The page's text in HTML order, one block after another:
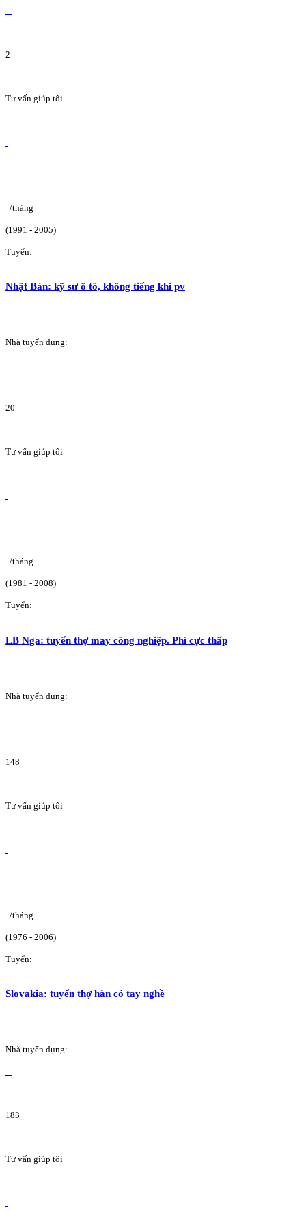
2
Tư vấn giúp tôi
/tháng
(1991 - 2005)
Tuyển:
Nhật Bản: kỹ sư ô tô, không tiếng khi pv
Nhà tuyển dụng:
20
Tư vấn giúp tôi
/tháng
(1981 - 2008)
Tuyển:
LB Nga: tuyển thợ may công nghiệp. Phí cực thấp
Nhà tuyển dụng:
148
Tư vấn giúp tôi
/tháng
(1976 - 2006)
Tuyển:
Slovakia: tuyển thợ hàn có tay nghề
Nhà tuyển dụng:
183
Tư vấn giúp tôi